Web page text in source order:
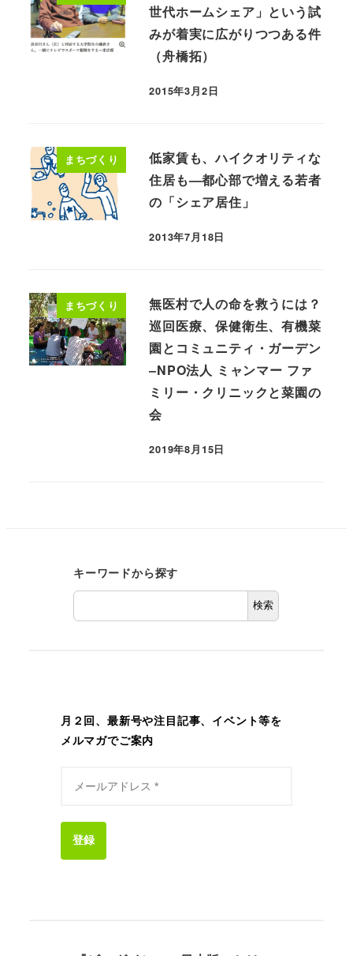
世代ホームシェア」という試
みが着実に広がりつつある件
（舟橋拓）
2015年3月2日
まちづくり
低家賃も、ハイクオリティな
住居も—都心部で増える若者
の「シェア居住」
2013年7月18日
まちづくり
無医村で人の命を救うには？
巡回医療、保健衛生、有機菜
園とコミュニティ・ガーデン
–NPO法人 ミャンマー ファ
ミリー・クリニックと菜園の
会
2019年8月15日
キーワードから探す
検索
月２回、最新号や注目記事、イベント等を
メルマガでご案内
登録